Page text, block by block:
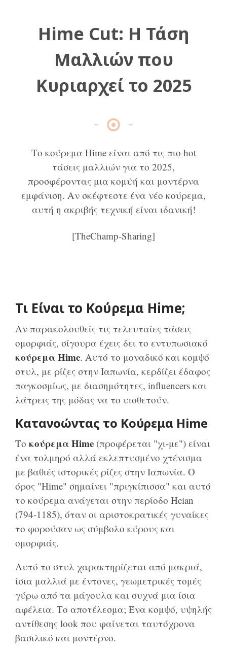
Hime Cut: Η Τάση
Μαλλιών που
Κυριαρχεί το 2025
Το κούρεμα Hime είναι από τις πιο hot
τάσεις μαλλιών για το 2025,
προσφέροντας μια κομψή και μοντέρνα
εμφάνιση. Αν σκέφτεστε ένα νέο κούρεμα,
αυτή η ακριβής τεχνική είναι ιδανική!
[TheChamp-Sharing]
Τι Είναι το Κούρεμα Hime;
Αν παρακολουθείς τις τελευταίες τάσεις
ομορφιάς, σίγουρα έχεις δει το εντυπωσιακό
κούρεμα Hime. Αυτό το μοναδικό και κομψό
στυλ, με ρίζες στην Ιαπωνία, κερδίζει έδαφος
παγκοσμίως, με διασημότητες, influencers και
λάτρεις της μόδας να το υιοθετούν.
Κατανοώντας το Κούρεμα Hime
Το κούρεμα Hime (προφέρεται "χι-με") είναι
ένα τολμηρό αλλά εκλεπτυσμένο χτένισμα
με βαθιές ιστορικές ρίζες στην Ιαπωνία. Ο
όρος "Hime" σημαίνει "πριγκίπισσα" και αυτό
το κούρεμα ανάγεται στην περίοδο Heian
(794-1185), όταν οι αριστοκρατικές γυναίκες
το φορούσαν ως σύμβολο κύρους και
ομορφιάς.
Αυτό το στυλ χαρακτηρίζεται από μακριά,
ίσια μαλλιά με έντονες, γεωμετρικές τομές
γύρω από τα μάγουλα και συχνά μια ίσια
αφέλεια. Το αποτέλεσμα; Ένα κομψό, υψηλής
αντίθεσης look που φαίνεται ταυτόχρονα
βασιλικό και μοντέρνο.